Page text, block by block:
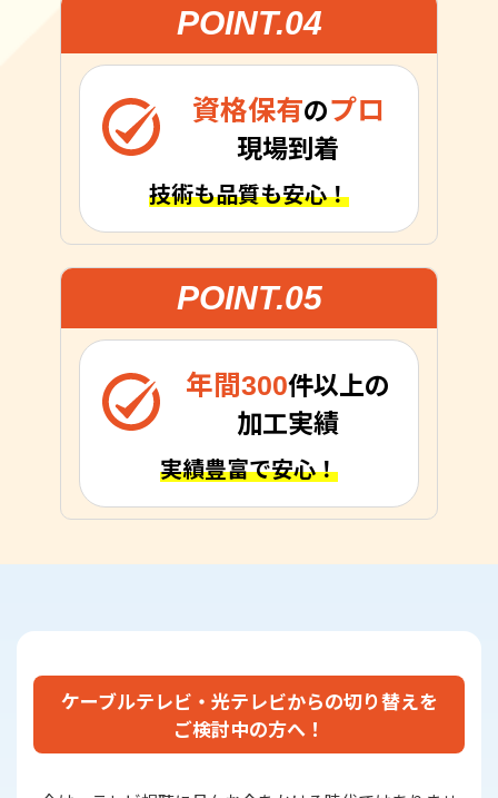
POINT.04
資格保有のプロ
現場到着
技術も品質も安心！
POINT.05
年間300件以上の
加工実績
実績豊富で安心！
ケーブルテレビ・光テレビからの切り替えを
ご検討中の方へ！